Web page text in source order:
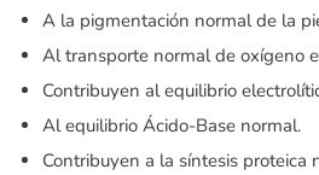
A la pigmentación normal de la
Al transporte normal de oxígeno
Contribuyen al equilibrio
Al equilibrio Ácido-Base normal.
Contribuyen a la síntesis proteica